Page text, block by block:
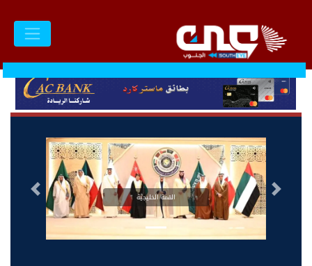
القمة الخليجية التالى السابق